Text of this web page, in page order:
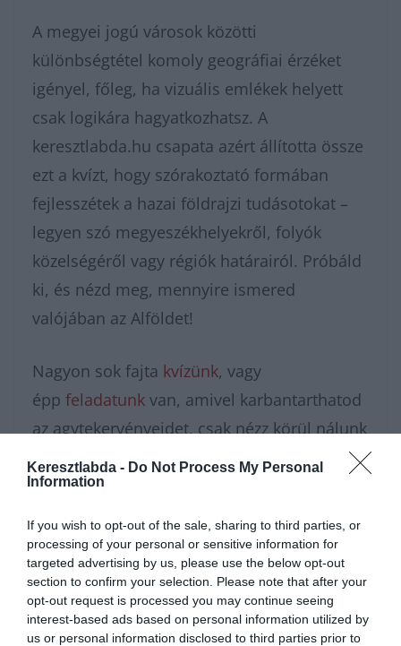
Keresztlabda - Do Not Process My Personal
Information
If you wish to opt-out of the sale, sharing to third parties, or
processing of your personal or sensitive information for
targeted advertising by us, please use the below opt-out
section to confirm your selection. Please note that after your
opt-out request is processed you may continue seeing
interest-based ads based on personal information utilized by
us or personal information disclosed to third parties prior to
A megyei jogú városok közötti
különbségtétel komoly geográfiai érzéket
igényel, főleg, ha vizuális emlékek helyett
csak logikára hagyatkozhatsz. A
keresztlabda.hu csapata azért állította össze
ezt a kvízt, hogy szórakoztató formában
fejlesszétek a hazai földrajzi tudásotokat –
legyen szó megyeszékhelyekről, folyók
közelségéről vagy régiók határairól. Próbáld
ki, és nézd meg, mennyire ismered
valójában az Alföldet!
Nagyon sok fajta kvízünk, vagy
épp feladatunk van, amivel karbantarthatod
az agytekervényeidet, csak nézz körül nálunk
és további
érdekes napi
feladatokat találhatsz!